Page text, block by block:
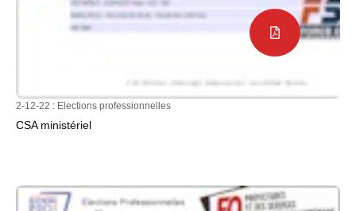
2-12-22 : Elections professionnelles
CSA ministériel